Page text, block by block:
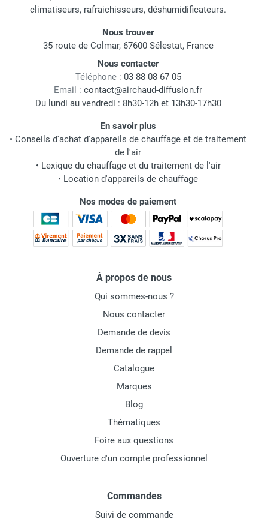
climatiseurs, rafraichisseurs, déshumidificateurs.
Nous trouver
35 route de Colmar, 67600 Sélestat, France
Nous contacter
Téléphone : 03 88 08 67 05
Email : contact@airchaud-diffusion.fr
Du lundi au vendredi : 8h30-12h et 13h30-17h30
En savoir plus
• Conseils d'achat d'appareils de chauffage et de traitement
de l'air
• Lexique du chauffage et du traitement de l'air
• Location d'appareils de chauffage
Nos modes de paiement
À propos de nous
Qui sommes-nous ?
Nous contacter
Demande de devis
Demande de rappel
Catalogue
Marques
Blog
Thématiques
Foire aux questions
Ouverture d'un compte professionnel
Commandes
Suivi de commande